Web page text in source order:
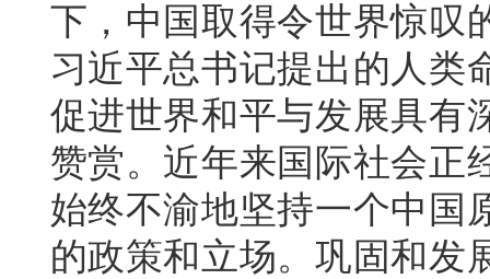
下，中国取得令世界惊叹
习近平总书记提出的人类
促进世界和平与发展具有
赞赏。近年来国际社会正
始终不渝地坚持一个中国
的政策和立场。巩固和发